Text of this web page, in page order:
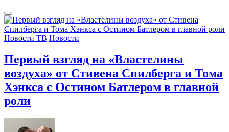
Новости ТВ Новости
Первый взгляд на «Властелины
воздуха» от Стивена Спилберга и Тома
Хэнкса с Остином Батлером в главной
роли